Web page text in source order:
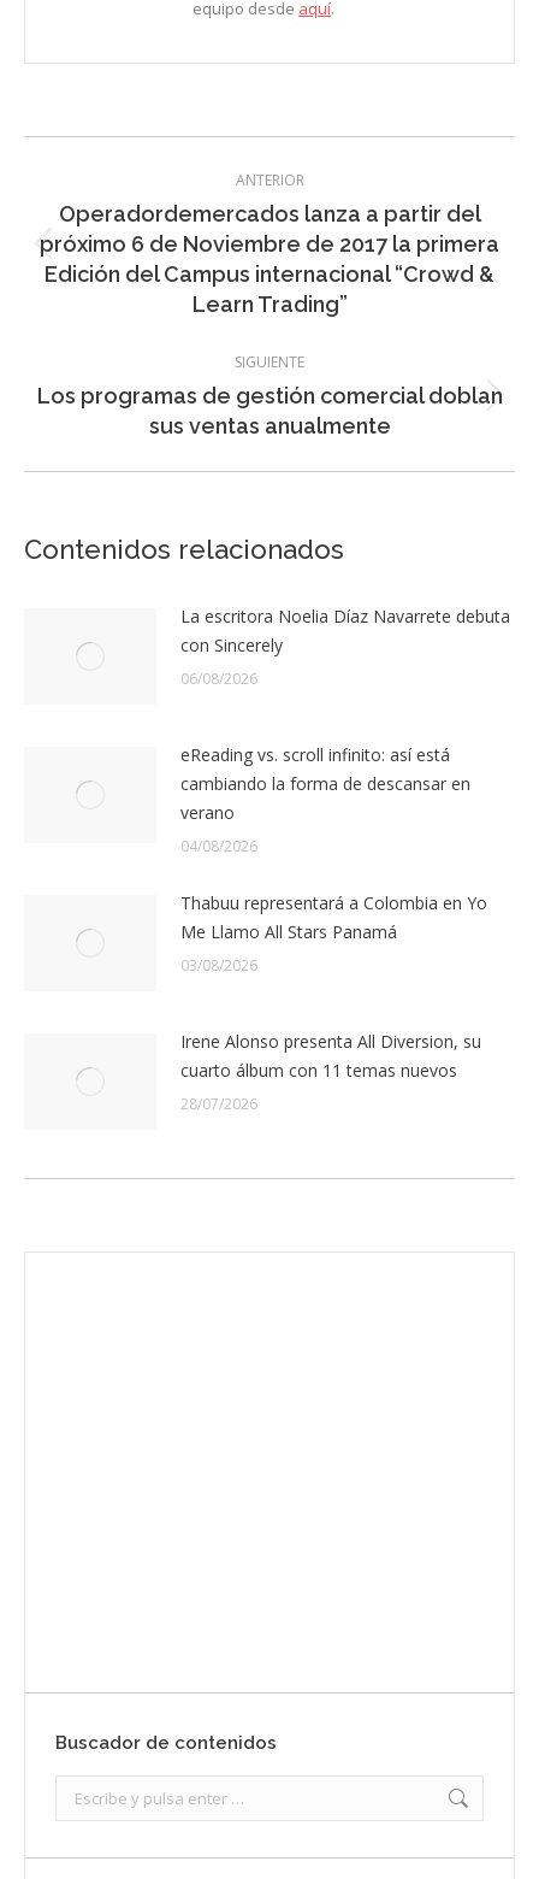
equipo desde aquí.
entre
entradas
ANTERIOR
Entrada
anterior:
Operadordemercados lanza a partir del
próximo 6 de Noviembre de 2017 la primera
Edición del Campus internacional “Crowd &
Learn Trading”
SIGUIENTE
Entrada
siguiente:
Los programas de gestión comercial doblan
sus ventas anualmente
Contenidos relacionados
La escritora Noelia Díaz Navarrete debuta
con Sincerely
06/08/2026
eReading vs. scroll infinito: así está
cambiando la forma de descansar en
verano
04/08/2026
Thabuu representará a Colombia en Yo
Me Llamo All Stars Panamá
03/08/2026
Irene Alonso presenta All Diversion, su
cuarto álbum con 11 temas nuevos
28/07/2026
Buscador de contenidos